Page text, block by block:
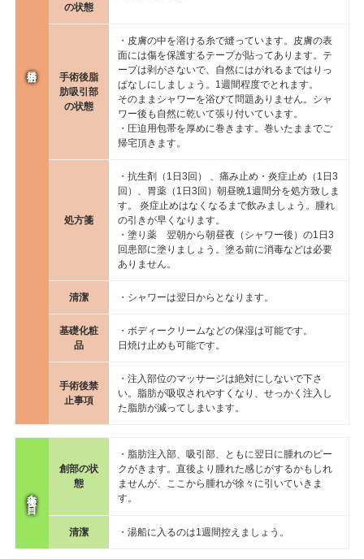
の状態
手術後脂
肪吸引部
の状態
・皮膚の中を溶ける糸で縫っています。皮膚の表
面には傷を保護するテープが貼ってあります。テ
ープは剥がさないで、自然にはがれるまではりっ
ぱなしにしましょう。1週間程度でとれます。
そのままシャワーを浴びて問題ありません。シャ
ワー後も自然に乾いて張り付いています。
・圧迫用包帯を厚めに巻きます。巻いたままでご
帰宅頂きます。
処方箋
・抗生剤（1日3回） 、痛み止め・炎症止め（1日3
回）、胃薬（1日3回）朝昼晩1週間分を処方致しま
す。 炎症止めはなくなるまで飲みましょう。腫れ
の引きが早くなります。
・塗り薬 翌朝から朝昼夜（シャワー後）の1日3
回患部に塗りましょう。塗る前に消毒などは必要
ありません。
清潔 ・シャワーは翌日からとなります。
基礎化粧
品
・ボディークリームなどの保湿は可能です。
日焼け止めも可能です。
手術後禁
止事項
・注入部位のマッサージは絶対にしないで下さ
い。脂肪が吸収されやすくなり、せっかく注入し
た脂肪が減ってしまいます。
手術後１日目
創部の状
態
・脂肪注入部、吸引部、ともに翌日に腫れのピー
クがきます。直後より腫れた感じがするかもしれ
ませんが、ここから腫れが徐々に引いていきま
す。
清潔 ・湯船に入るのは1週間控えましょう。